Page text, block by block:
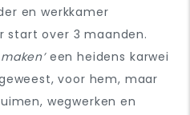
en werkkamer
start over 3 maanden.
een heidens karwei
voor hem, maar
wegwerken en